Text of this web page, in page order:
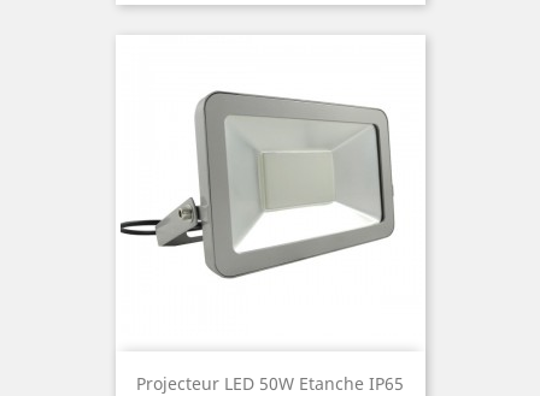
Projecteur LED 50W Etanche IP65